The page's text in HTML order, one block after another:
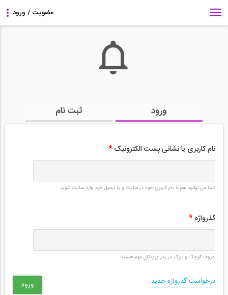
ورود ثبت نام
نام کاربری یا نشانی پست الکترونیک *
شما می توانید هم با نام کاربری خود در سایت و یا ایمیل خود وارد سایت شوید.
گذرواژه *
حروف کوچک و بزرگ در رمز ورودتان مهم هستند.
درخواست گذرواژه جدید